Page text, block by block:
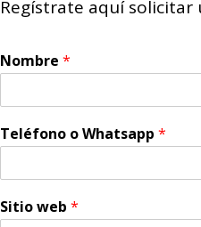
Regístrate aquí solicitar
Nombre *
Teléfono o Whatsapp *
Sitio web *